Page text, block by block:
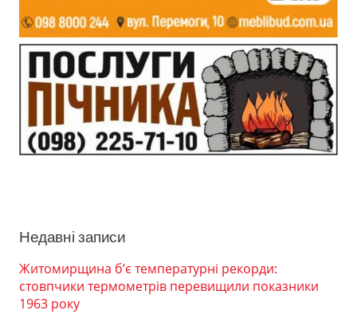
Недавні записи
Житомирщина б’є температурні рекорди:
стовпчики термометрів перевищили показники
1963 року